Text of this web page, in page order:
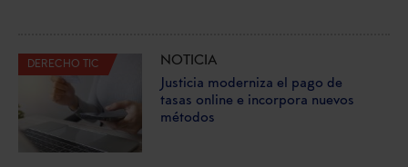
DERECHO TIC
NOTICIA
Justicia moderniza el pago de
tasas online e incorpora nuevos
métodos